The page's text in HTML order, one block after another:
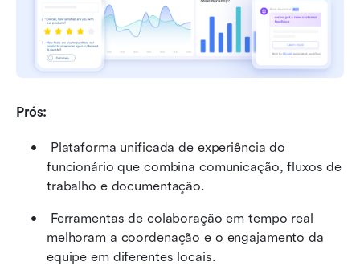
Prós:
Plataforma unificada de experiência do
funcionário que combina comunicação, fluxos de
trabalho e documentação.
Ferramentas de colaboração em tempo real
melhoram a coordenação e o engajamento da
equipe em diferentes locais.